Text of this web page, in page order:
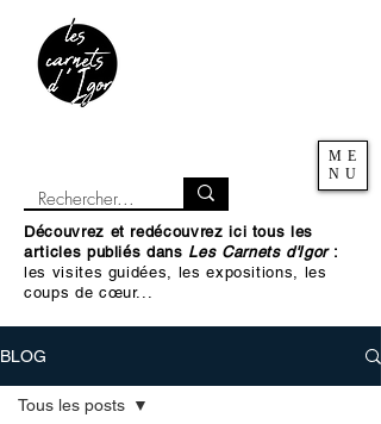
ME
NU
Découvrez et redécouvrez ici tous les
articles publiés dans Les Carnets d'Igor :
les visites guidées, les expositions, les
coups de cœur...
BLOG
Tous les posts